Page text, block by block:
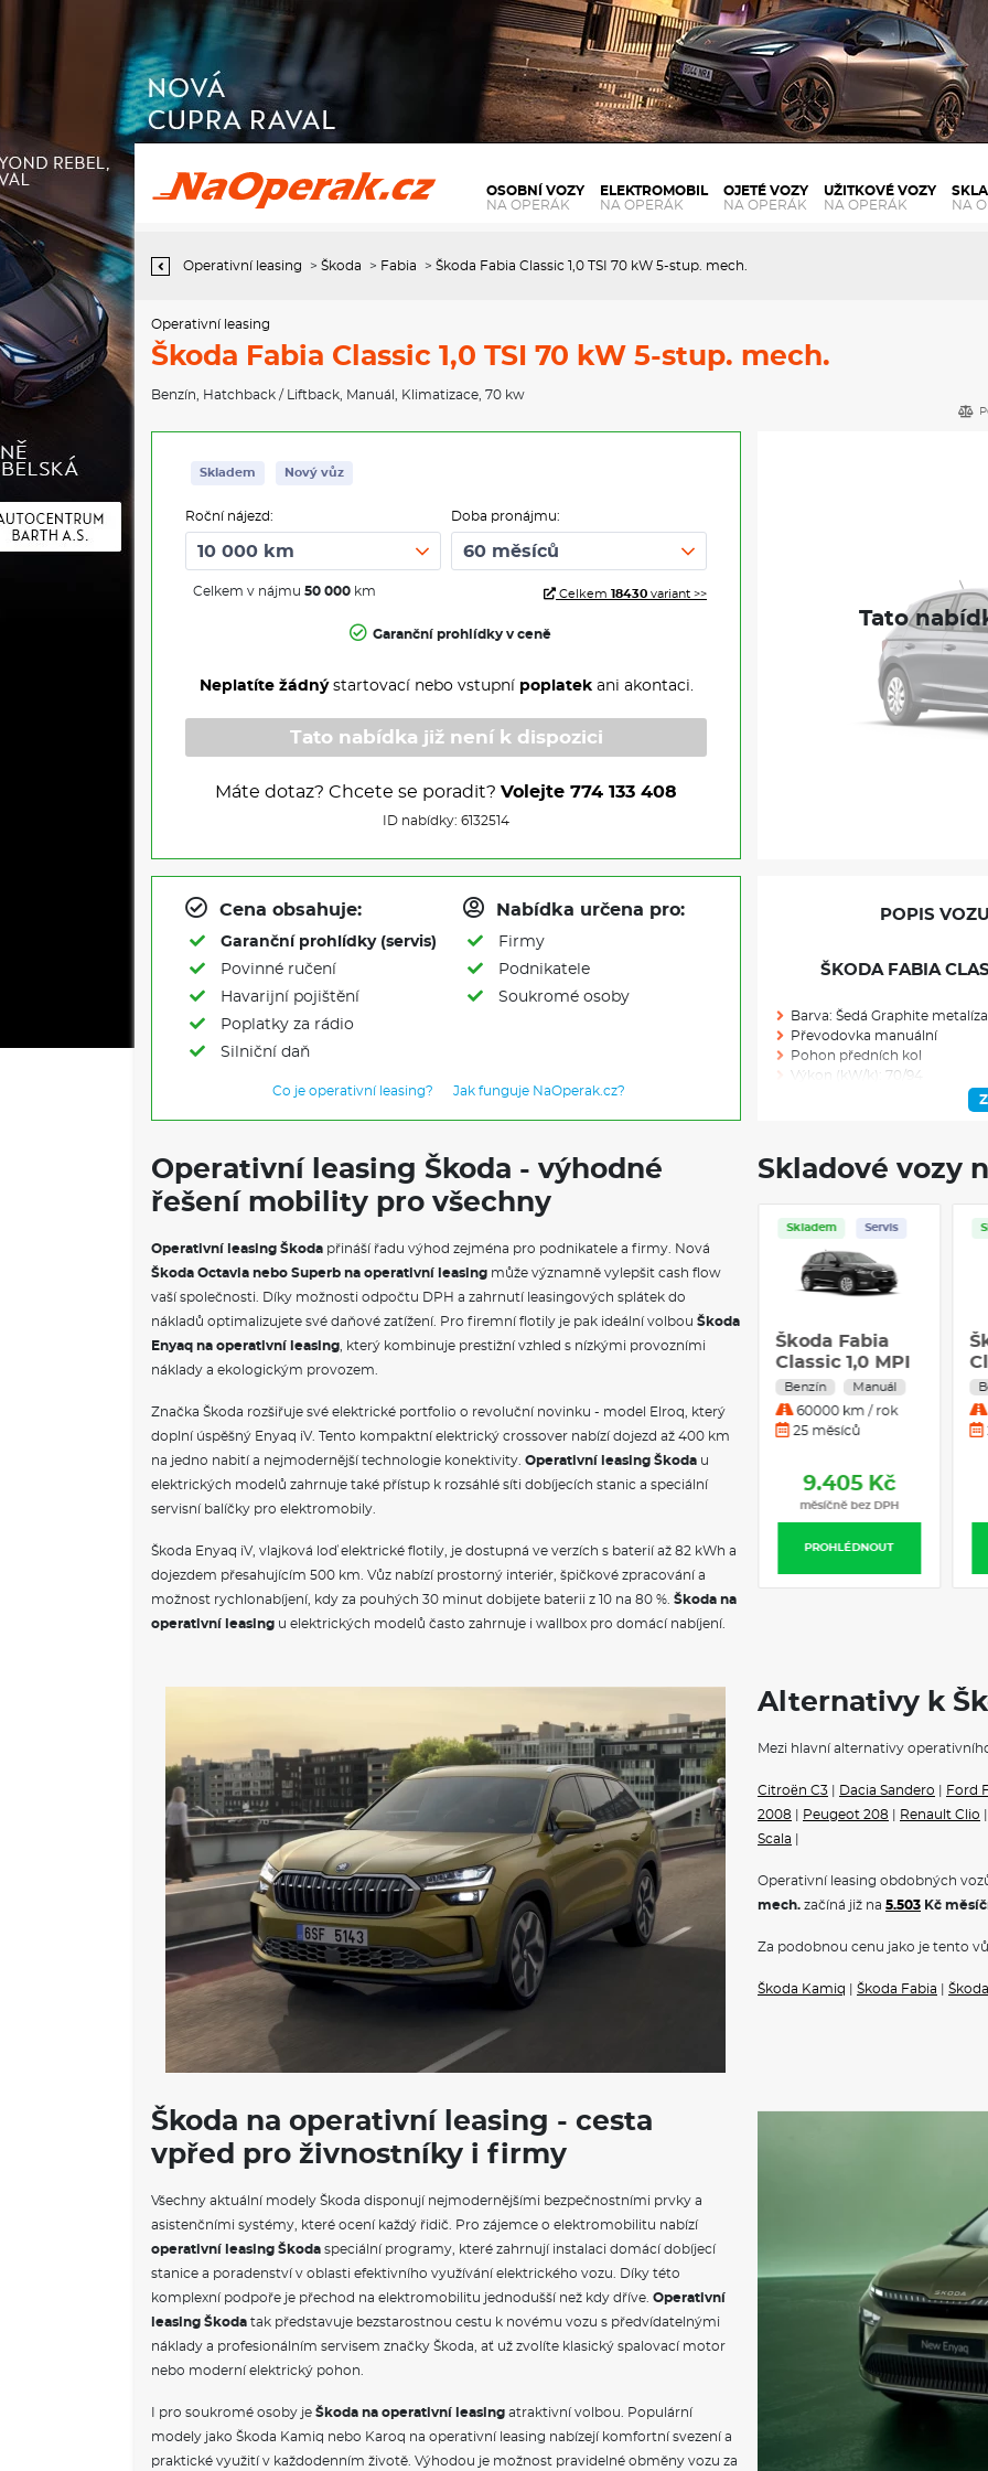
Operativní leasing Škoda Fabia Classic 1,0 TSI 70 kW 5-stup.
mech.
OSOBNÍ VOZY
NA OPERÁK
ELEKTROMOBIL
NA OPERÁK
OJETÉ VOZY
NA OPERÁK
UŽITKOVÉ VOZY
NA OPERÁK
NA
Operativní leasing > Škoda > Fabia > Škoda Fabia Classic 1,0 TSI 70 kW 5-stup. mech.
Operativní leasing
Škoda Fabia Classic 1,0 TSI 70 kW 5-stup. mech.
Benzín Hatchback / Liftback Manuál Klimatizace , 70 kw
Skladem Nový vůz
Roční nájezd:
Celkem v nájmu 50 000 km
Doba pronájmu:
Celkem 18430 variant >>
Garanční prohlídky v ceně
Neplatíte žádnýstartovací nebo vstupní poplatekani akontaci.
Tato nabídka již není k dispozici
Máte dotaz? Chcete se poradit? Volejte 774 133 408
ID nabídky: 6132514
Cena obsahuje:
Garanční prohlídky (servis)
Povinné ručení
Havarijní pojištění
Poplatky za rádio
Silniční daň
Nabídka určena pro:
Firmy
Podnikatele
Soukromé osoby
Co je operativní leasing? Jak funguje NaOperak.cz?
POPIS
ŠKODA FABIA
Barva: Šedá Graphite metalíza
Převodovka manuální
Pohon předních kol
Výkon (kW/k): 70/94
Ve výrobě: 0
VÝBAVA NAD
Pneumatiky 185/65 R15 88H
Bezpečnostní šrouby kol
Kola z lehké slitiny Rotare
Rotare Aero 15" černá
Rozpoznání rozptýlení a
Samostmívací vnitřní zpětné
6 reproduktorů
Bezdrátový SmartLink
Bluetooth
Služba Škoda prodloužená
Upínací přípravek v
Kryt zavazadlového prostoru,
Schránka před spolujezdcem
Systém pro zabezpečení
Kožená hlavice řadící páky
Osvětlení zavazadlového
Vnější zrcátko na straně
Kryt vnějšího zpětného
Elektricky nastavitelná a
Stěrač zadního okna s
Loketní opěrka s Jumbo
Bederní opěrky na předních
Infotainment Media 8"
DAB - digitální radiopříjem
2x USB-C vpředu (datové)
Virtuální kokpit mini 8"
Příprava pro služby ŠKODA
Asistent rozjezdu do kopce
Tříbodové automatické
Startování tlačítkem
2x čelní airbag vpředu s
Operativní leasing Škoda - výhodné
řešení mobility pro všechny
Operativní leasing Škoda přináší řadu výhod zejména pro podnikatele a firmy. Nová
Škoda Octavia nebo Superb na operativní leasing může významně vylepšit cash flow
vaší společnosti. Díky možnosti odpočtu DPH a zahrnutí leasingových splátek do
nákladů optimalizujete své daňové zatížení. Pro firemní flotily je pak ideální volbou Škoda
Enyaq na operativní leasing , který kombinuje prestižní vzhled s nízkými provozními
náklady a ekologickým provozem.
Značka Škoda rozšiřuje své elektrické portfolio o revoluční novinku - model Elroq, který
doplní úspěšný Enyaq iV. Tento kompaktní elektrický crossover nabízí dojezd až 400 km
na jedno nabití a nejmodernější technologie konektivity. Operativní leasing Škoda u
elektrických modelů zahrnuje také přístup k rozsáhlé síti dobíjecích stanic a speciální
servisní balíčky pro elektromobily.
Škoda Enyaq iV, vlajková loď elektrické flotily, je dostupná ve verzích s baterií až 82 kWh a
dojezdem přesahujícím 500 km. Vůz nabízí prostorný interiér, špičkové zpracování a
možnost rychlonabíjení, kdy za pouhých 30 minut dobijete baterii z 10 na 80 %. Škoda na
operativní leasing u elektrických modelů často zahrnuje i wallbox pro domácí nabíjení.
Skladové vozy
Škoda Fabia
Benzín
převodovka
25000 km / rok
12 měsíců
PROHLÉDNOUT
7.990 Kč
Skladem Servis
Škoda Fabia
Classic 1,0 MPI
59 kW 5°
manuální
Benzín Manuál
60000 km / rok
25 měsíců
PROHLÉDNOUT
9.405 Kč
měsíčně bez DPH
Alternativy k
Mezi hlavní alternativy
Citroën C3 Dacia Sandero Ford
2008
Peugeot 208 Renault Clio
Scala
Operativní leasing obdobných
mech. začíná již na 5.503 Kč
Za podobnou cenu jako je tento
Škoda Kamiq Škoda Fabia
Škoda na operativní leasing - cesta
vpřed pro živnostníky i firmy
Všechny aktuální modely Škoda disponují nejmodernějšími bezpečnostními prvky a
asistenčními systémy, které ocení každý řidič. Pro zájemce o elektromobilitu nabízí
operativní leasing Škoda speciální programy, které zahrnují instalaci domácí dobíjecí
stanice a poradenství v oblasti efektivního využívání elektrického vozu. Díky této
komplexní podpoře je přechod na elektromobilitu jednodušší než kdy dříve. Operativní
leasing Škoda tak představuje bezstarostnou cestu k novému vozu s předvídatelnými
náklady a profesionálním servisem značky Škoda, ať už zvolíte klasický spalovací motor
nebo moderní elektrický pohon.
I pro soukromé osoby je Škoda na operativní leasing atraktivní volbou. Populární
modely jako Škoda Kamiq nebo Karoq na operativní leasing nabízejí komfortní svezení a
praktické využití v každodenním životě. Výhodou je možnost pravidelné obměny vozu za